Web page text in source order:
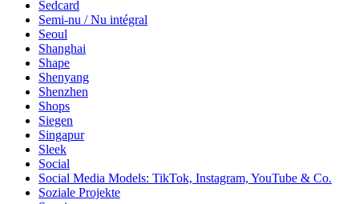
Sedcard
Semi-nu / Nu intégral
Seoul
Shanghai
Shape
Shenyang
Shenzhen
Shops
Siegen
Singapur
Sleek
Social
Social Media Models: TikTok, Instagram, YouTube & Co.
Soziale Projekte